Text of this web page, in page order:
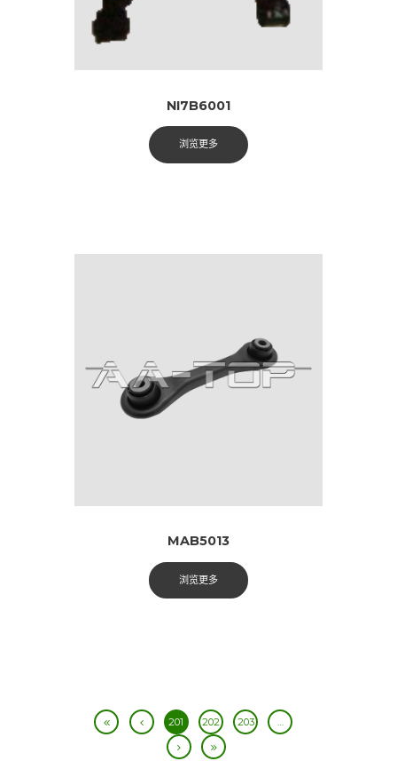
NI7B6001
浏览更多
MAB5013
浏览更多
201 202 203 …